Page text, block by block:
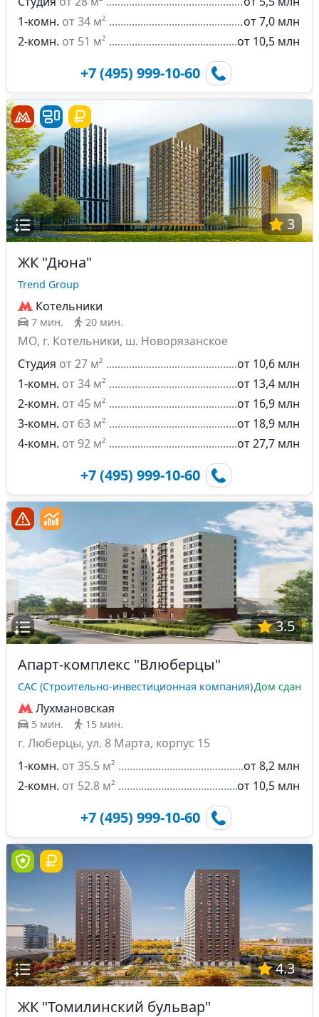
1-комн. от 34 м²
от 7,0 млн
2-комн. от 51 м² от 10,5 млн
+7 (495) 999-10-60
3
ЖК "Дюна"
Trend Group
Котельники
7 мин. 20 мин.
МО, г. Котельники, ш. Новорязанское
Студия от 27 м²
от 10,6 млн
1-комн. от 34 м²
от 13,4 млн
2-комн. от 45 м²
от 16,9 млн
3-комн. от 63 м²
от 18,9 млн
4-комн. от 92 м² от 27,7 млн
+7 (495) 999-10-60
3.5
Апарт-комплекс "Влюберцы"
САС (Строительно-инвестиционная компания)Дом сдан
Лухмановская
5 мин. 15 мин.
г. Люберцы, ул. 8 Марта, корпус 15
1-комн. от 35.5 м²
от 8,2 млн
2-комн. от 52.8 м² от 10,5 млн
+7 (495) 999-10-60
4.3
ЖК "Томилинский бульвар"